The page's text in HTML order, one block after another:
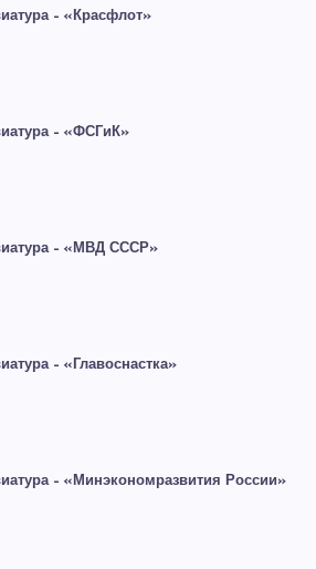
– «Красфлот»
– «ФСГиК»
– «МВД СССР»
– «Главоснастка»
– «Минэкономразвития России»